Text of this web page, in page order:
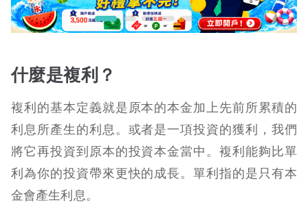
什麼是複利？
複利的基本定義就是原本的本金加上先前所累積的
利息所產生的利息。或者是一項投資的獲利，我們
將它再投資到原本的投資本金當中。複利能夠比單
利為你的投資帶來更快的成長。單利指的是只有本
金會產生利息。